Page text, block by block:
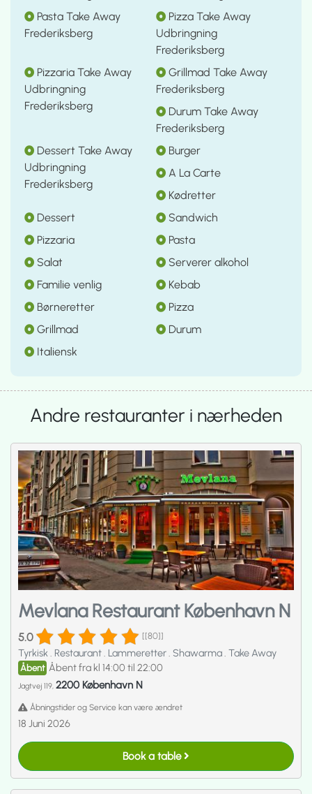
Pasta Take Away
Frederiksberg
Pizza Take Away
Udbringning
Frederiksberg
Pizzaria Take Away
Udbringning
Frederiksberg
Grillmad Take Away
Frederiksberg
Durum Take Away
Frederiksberg
Dessert Take Away
Udbringning
Frederiksberg
Burger
A La Carte
Kødretter
Dessert
Sandwich
Pizzaria
Pasta
Salat
Serverer alkohol
Familie venlig
Kebab
Børneretter
Pizza
Grillmad
Durum
Italiensk
Andre restauranter i nærheden
Mevlana Restaurant København N
5.0 [[80]]
Tyrkisk Restaurant Lammeretter Shawarma Take Away
Åbent Åbent fra kl 14:00 til 22:00
Jagtvej 119, 2200 København N
Åbningstider og Service kan være ændret
18 Juni 2026
Book a table